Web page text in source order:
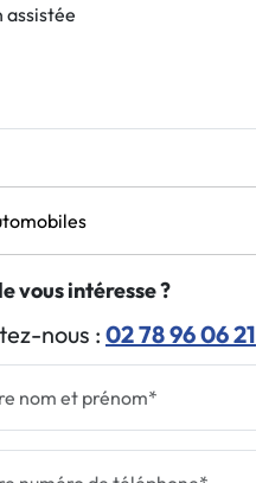
vous intéresse ?
nous : 02 78 96 06 21